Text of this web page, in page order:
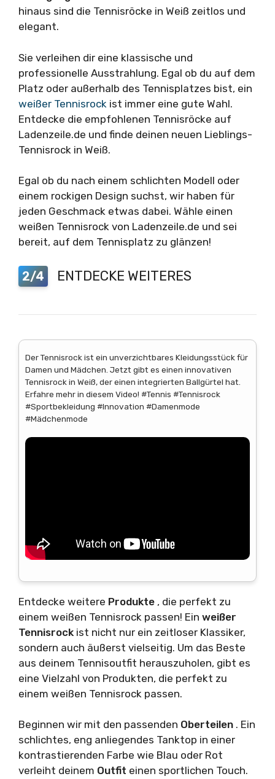
hinaus sind die Tennisröcke in Weiß zeitlos und
elegant.
Sie verleihen dir eine klassische und
professionelle Ausstrahlung. Egal ob du auf dem
Platz oder außerhalb des Tennisplatzes bist, ein
weißer Tennisrock ist immer eine gute Wahl.
Entdecke die empfohlenen Tennisröcke auf
Ladenzeile.de und finde deinen neuen Lieblings-
Tennisrock in Weiß.
Egal ob du nach einem schlichten Modell oder
einem rockigen Design suchst, wir haben für
jeden Geschmack etwas dabei. Wähle einen
weißen Tennisrock von Ladenzeile.de und sei
bereit, auf dem Tennisplatz zu glänzen!
2/4 ENTDECKE WEITERES
Der Tennisrock ist ein unverzichtbares Kleidungsstück für
Damen und Mädchen. Jetzt gibt es einen innovativen
Tennisrock in Weiß, der einen integrierten Ballgürtel hat.
Erfahre mehr in diesem Video! #Tennis #Tennisrock
#Sportbekleidung #Innovation #Damenmode
#Mädchenmode
Entdecke weitere Produkte , die perfekt zu
einem weißen Tennisrock passen! Ein weißer
Tennisrock ist nicht nur ein zeitloser Klassiker,
sondern auch äußerst vielseitig. Um das Beste
aus deinem Tennisoutfit herauszuholen, gibt es
eine Vielzahl von Produkten, die perfekt zu
einem weißen Tennisrock passen.
Beginnen wir mit den passenden Oberteilen . Ein
schlichtes, eng anliegendes Tanktop in einer
kontrastierenden Farbe wie Blau oder Rot
verleiht deinem Outfit einen sportlichen Touch.